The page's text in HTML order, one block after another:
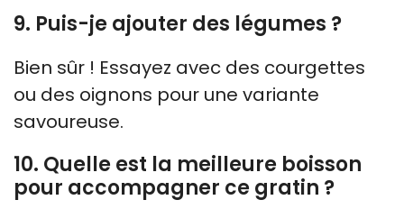
9. Puis-je ajouter des légumes ?
Bien sûr ! Essayez avec des courgettes
ou des oignons pour une variante
savoureuse.
10. Quelle est la meilleure boisson
pour accompagner ce gratin ?